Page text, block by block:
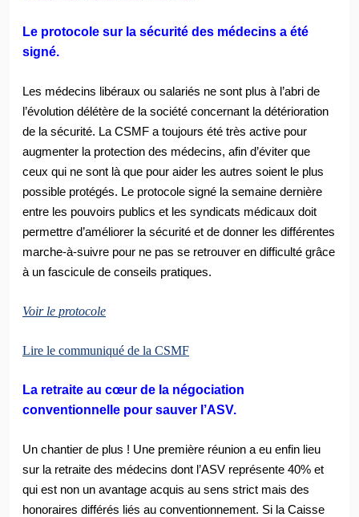
Le protocole sur la sécurité des médecins a été
signé.
Les médecins libéraux ou salariés ne sont plus à l’abri de
l’évolution délétère de la société concernant la détérioration
de la sécurité. La CSMF a toujours été très active pour
augmenter la protection des médecins, afin d’éviter que
ceux qui ne sont là que pour aider les autres soient le plus
possible protégés. Le protocole signé la semaine dernière
entre les pouvoirs publics et les syndicats médicaux doit
permettre d’améliorer la sécurité et de donner les différentes
marche-à-suivre pour ne pas se retrouver en difficulté grâce
à un fascicule de conseils pratiques.
Voir le protocole
Lire le communiqué de la CSMF
La retraite au cœur de la négociation
conventionnelle pour sauver l’ASV.
Un chantier de plus ! Une première réunion a eu enfin lieu
sur la retraite des médecins dont l’ASV représente 40% et
qui est non un avantage acquis au sens strict mais des
honoraires différés liés au conventionnement. Si la Caisse